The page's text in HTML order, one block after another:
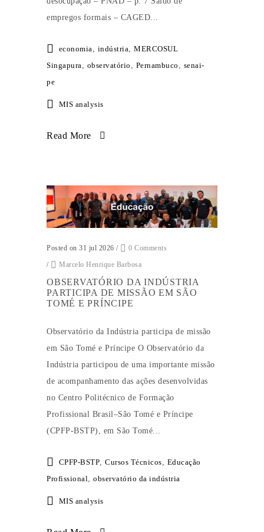
empregos formais – CAGED...
economia indústria
MERCOSUL
Singapura
observatório Pernambuco
senai-
pe
MIS analysis
Read More
Posted on 31 jul 2026 /
0 Comments
/
Marcelo Henrique Barbosa
OBSERVATÓRIO DA INDÚSTRIA
PARTICIPA DE MISSÃO EM SÃO
TOMÉ E PRÍNCIPE
Observatório da Indústria participa de missão
em São Tomé e Príncipe O Observatório da
Indústria participou de uma importante missão
de acompanhamento das ações desenvolvidas
no Centro Politécnico de Formação
Profissional Brasil–São Tomé e Príncipe
(CPFP-BSTP), em São Tomé...
CPFP-BSTP, Cursos Técnicos, Educação
Profissional, observatório da indústria
MIS analysis